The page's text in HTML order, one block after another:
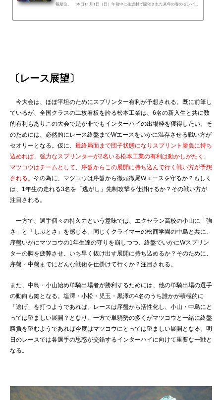
報順位。 本日11月1日（日）午前中に生坂村で開催された来年の春のセンバツ
〔レース展望〕
今大会は、ほぼ平坦のためにスプリンター有利が予想される。既に前筆し
ているが、全国クラスの二枚看板を誇る松本工業は、6名の新入生と共に数
的有利もありこの大会で是が非でもインターハイの出場枠を獲得したい。そ
のためには、必然的にレース終盤までWエースをいかに温存させる戦い方が
セオリーとなる。仮に、 最終局面まで団子状態になりスプリント勝負に持ち
込めれば、強力なスプリンターが2名いる松本工業の有利は動かしがたく、
マツコウはチームとして、序盤からこの展開に持ち込んで行く戦い方が予想
される。 その為に、マツコウは序盤から徹頭徹尾Wエースを守るか？もしく
は、1年生の走れる3名を「逃がし」先制攻撃を仕掛けるか？その戦い方が
注目される。
一方で、選手個々の持久力という意味では、エクセラン高校の小山に「強
さ」と「しぶとさ」を感じる。同じくクライマーの松商学園の中島と共に、
序盤いかにマツコウの1年生達の守りを崩しつつ、終盤でいかにWスプリン
ターの脚を疲弊させ、いち早く抜け出す展開に持ち込めるか？そのために、
序盤・中盤までにどんな戦術を仕掛けて行くか？注目される。
また、中島・小山始め単騎出場者が勝利するためには、他の単騎出場の選手
の動向も鍵となる。塩澤・小松・児玉・黒澤の4名のうち誰かが積極的に
「逃げ」を打つようであれば、レースは序盤から活性化し、小山・中島にと
っては望ましい展開？となり、一方で単騎勢の多くがマツコウと一緒に終盤
勝負を望むようであれば今度はマツコウにとっては望ましい展開となる。明
日のレースでは各選手の思惑が交錯するインターハイに向けて重要な一戦と
なる。